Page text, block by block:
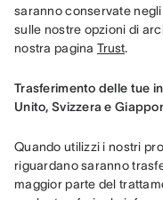
saranno conservate
sulle nostre opzioni di
nostra pagina Trust.
Trasferimento delle tue
Unito, Svizzera e
Quando utilizzi i nostri
riguardano saranno
maggior parte del